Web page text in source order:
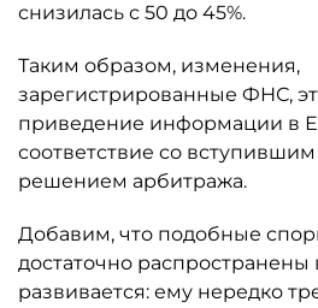
снизилась с 50 до 45%.
Таким образом, изменения,
зарегистрированные ФНС,
приведение информации в
соответствие со
решением арбитража.
Добавим, что подобные
достаточно распространены
развивается: ему нередко